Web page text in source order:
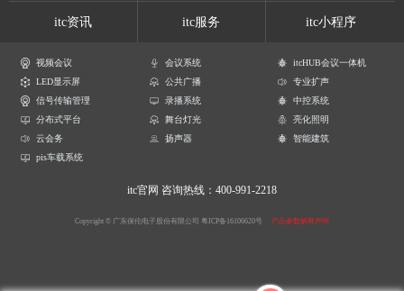
itc资讯 itc服务 itc小程序
视频会议 会议系统
itcHUB会议一体机
LED显示屏
公共广播
专业扩声
信号传输管理
录播系统
中控系统
分布式平台
舞台灯光
亮化照明
云会务
扬声器
智能建筑
pis车载系统
itc官网 咨询热线：400-991-2218
Copyright © 广东保伦电子股份有限公司 粤ICP备16106620号 产品参数解释声明